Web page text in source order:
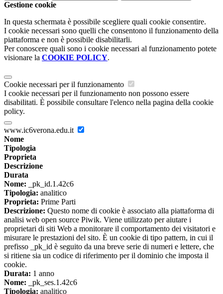
Gestione cookie
In questa schermata è possibile scegliere quali cookie consentire.
I cookie necessari sono quelli che consentono il funzionamento della
piattaforma e non è possibile disabilitarli.
Per conoscere quali sono i cookie necessari al funzionamento potete
visionare la COOKIE POLICY.
Cookie necessari per il funzionamento
I cookie necessari per il funzionamento non possono essere
disabilitati. È possibile consultare l'elenco nella pagina della cookie
policy.
www.ic6verona.edu.it
Nome
Tipologia
Proprieta
Descrizione
Durata
Nome: _pk_id.1.42c6
Tipologia: analitico
Proprieta: Prime Parti
Descrizione: Questo nome di cookie è associato alla piattaforma di
analisi web open source Piwik. Viene utilizzato per aiutare i
proprietari di siti Web a monitorare il comportamento dei visitatori e
misurare le prestazioni del sito. È un cookie di tipo pattern, in cui il
prefisso _pk_id è seguito da una breve serie di numeri e lettere, che
si ritiene sia un codice di riferimento per il dominio che imposta il
cookie.
Durata: 1 anno
Nome: _pk_ses.1.42c6
Tipologia: analitico